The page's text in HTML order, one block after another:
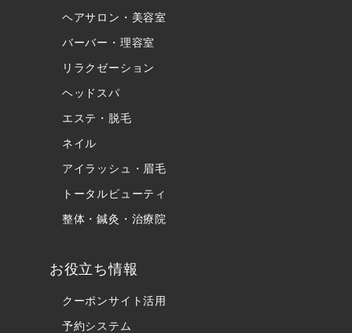
ヘアサロン・美容室
バーバー・理容室
リラクゼーション
ヘッドスパ
エステ・脱毛
ネイル
アイラッシュ・眉毛
トータルビューティ
整体・鍼灸・治療院
お役立ち情報
クーポンサイト活用
予約システム